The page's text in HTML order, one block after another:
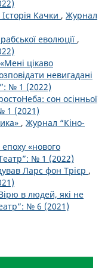
Качки , Журнал
еволюції ,
цікаво
невигадані
№ 1 (2022)
сон осінньої
1 (2021)
, Журнал “Кіно-
«нового
№ 1 (2022)
Ларс фон Трієр ,
в людей, які не
№ 6 (2021)